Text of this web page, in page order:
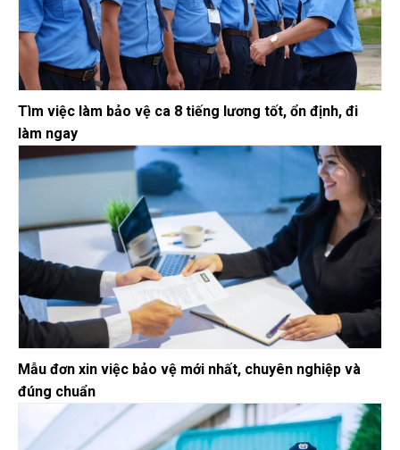
Tìm việc làm bảo vệ ca 8 tiếng lương tốt, ổn định, đi
làm ngay
Mẫu đơn xin việc bảo vệ mới nhất, chuyên nghiệp và
đúng chuẩn